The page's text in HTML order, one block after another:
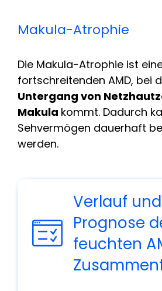
Makula-Atrophie
Die Makula-Atrophie ist
fortschreitenden AMD, bei
Untergang von
Makula kommt. Dadurch
Sehvermögen dauerhaft
werden.
Verlauf und
Prognose
feuchten